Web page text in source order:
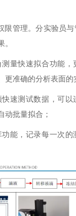
限管理。分实验员
量快速拟合功能，
更准确的分析表面的
速测试数据，可以
动批量拟合；
能，记录每一次的